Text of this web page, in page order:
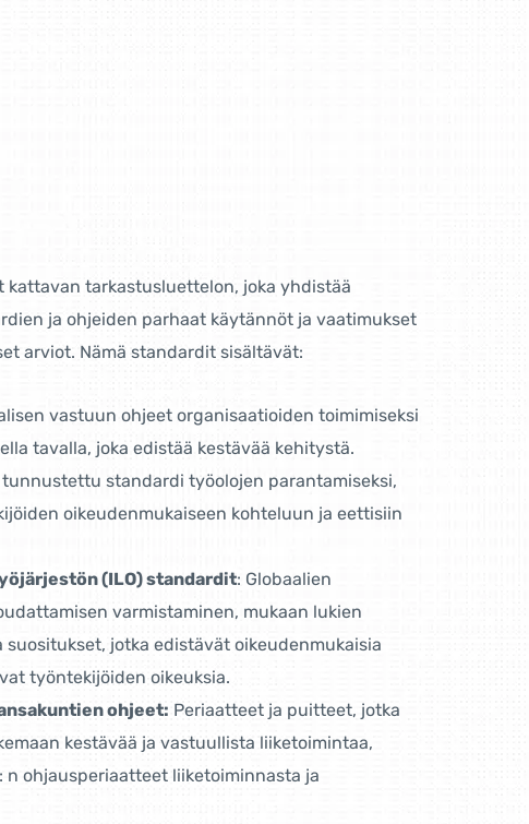
kattavan tarkastusluettelon, joka yhdistää
ja ohjeiden parhaat käytännöt ja vaatimukset
arviot. Nämä standardit sisältävät:
vastuun ohjeet organisaatioiden toimimiseksi
tavalla, joka edistää kestävää kehitystä.
tunnustettu standardi työolojen parantamiseksi,
oikeudenmukaiseen kohteluun ja eettisiin
(ILO) standardit: Globaalien
varmistaminen, mukaan lukien
jotka edistävät oikeudenmukaisia
työntekijöiden oikeuksia.
ohjeet: Periaatteet ja puitteet, jotka
kestävää ja vastuullista liiketoimintaa,
n ohjausperiaatteet liiketoiminnasta ja